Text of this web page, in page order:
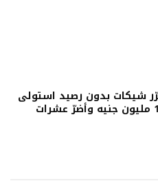
شيكات بدون رصيد استولى
على أكثر من 150 مليون جنيه وأضرّ عشرات